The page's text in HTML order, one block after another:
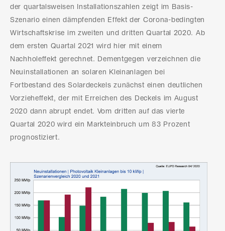
der quartalsweisen Installationszahlen zeigt im Basis-
Szenario einen dämpfenden Effekt der Corona-bedingten
Wirtschaftskrise im zweiten und dritten Quartal 2020. Ab
dem ersten Quartal 2021 wird hier mit einem
Nachholeffekt gerechnet. Dementgegen verzeichnen die
Neuinstallationen an solaren Kleinanlagen bei
Fortbestand des Solardeckels zunächst einen deutlichen
Vorzieheffekt, der mit Erreichen des Deckels im August
2020 dann abrupt endet. Vom dritten auf das vierte
Quartal 2020 wird ein Markteinbruch um 83 Prozent
prognostiziert.